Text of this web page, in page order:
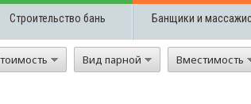
Строительство бань Банщики и
Вид парной Вместимость